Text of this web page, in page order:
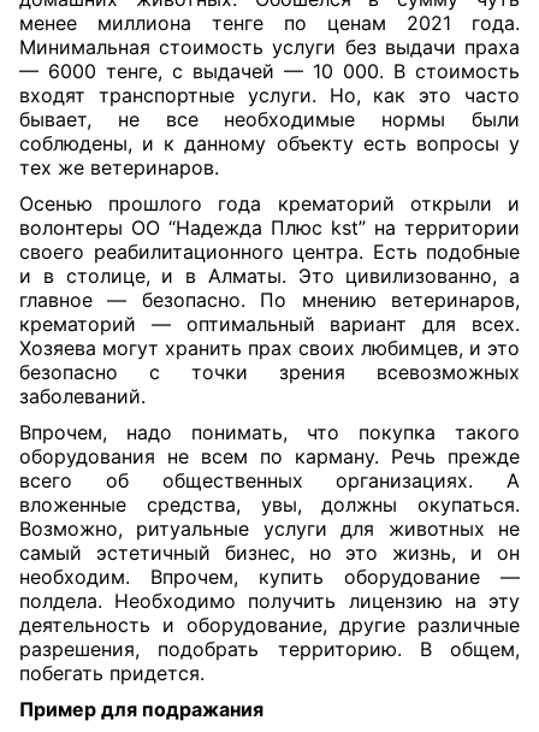
менее миллиона тенге по ценам 2021 года.
Минимальная стоимость услуги без выдачи праха
— 6000 тенге, с выдачей — 10 000. В стоимость
входят транспортные услуги. Но, как это часто
бывает, не все необходимые нормы были
соблюдены, и к данному объекту есть вопросы у
тех же ветеринаров.
Осенью прошлого года крематорий открыли и
волонтеры ОО “Надежда Плюс kst” на территории
своего реабилитационного центра. Есть подобные
и в столице, и в Алматы. Это цивилизованно, а
главное — безопасно. По мнению ветеринаров,
крематорий — оптимальный вариант для всех.
Хозяева могут хранить прах своих любимцев, и это
безопасно с точки зрения всевозможных
заболеваний.
Впрочем, надо понимать, что покупка такого
оборудования не всем по карману. Речь прежде
всего об общественных организациях. А
вложенные средства, увы, должны окупаться.
Возможно, ритуальные услуги для животных не
самый эстетичный бизнес, но это жизнь, и он
необходим. Впрочем, купить оборудование —
полдела. Необходимо получить лицензию на эту
деятельность и оборудование, другие различные
разрешения, подобрать территорию. В общем,
побегать придется.
Пример для подражания